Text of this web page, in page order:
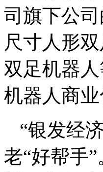
司旗下公
尺寸人形
双足机器
机器人商
“银发经
老“好帮手